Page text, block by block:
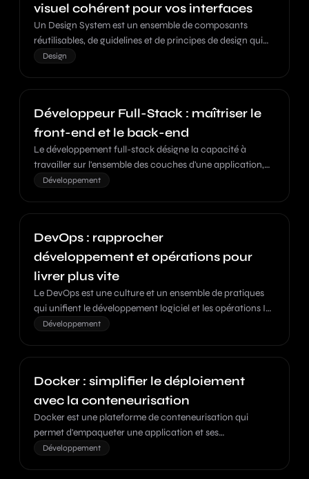
visuel cohérent pour vos interfaces
Un Design System est un ensemble de composants
réutilisables, de guidelines et de principes de design qui
permettent de créer des interfaces cohérentes et
Design
Développeur Full-Stack : maîtriser le
front-end et le back-end
Le développement full-stack désigne la capacité à
travailler sur l'ensemble des couches d'une application,
du front-end au back-end en passant par la base de
Développement
DevOps : rapprocher
développement et opérations pour
livrer plus vite
Le DevOps est une culture et un ensemble de pratiques
qui unifient le développement logiciel et les opérations IT
pour accélérer la livraison d'applications.
Développement
Docker : simplifier le déploiement
avec la conteneurisation
Docker est une plateforme de conteneurisation qui
permet d'empaqueter une application et ses
dépendances dans un conteneur portable, garantissant
Développement